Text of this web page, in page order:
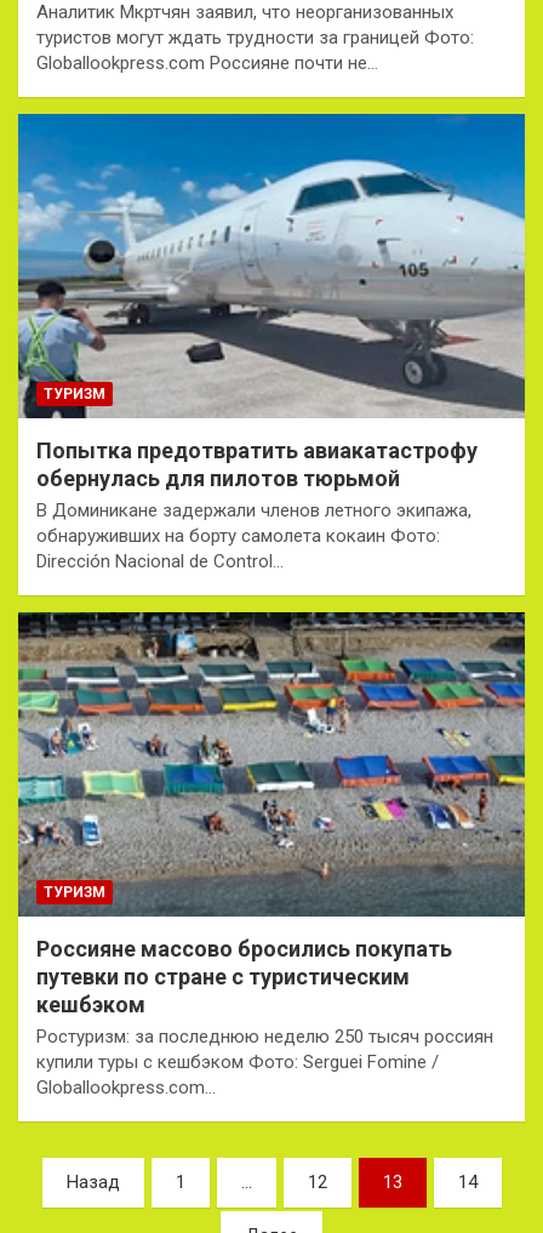
Аналитик Мкртчян заявил, что неорганизованных
туристов могут ждать трудности за границей Фото:
Globallookpress.com Россияне почти не…
ТУРИЗМ
Попытка предотвратить авиакатастрофу
обернулась для пилотов тюрьмой
В Доминикане задержали членов летного экипажа,
обнаруживших на борту самолета кокаин Фото:
Dirección Nacional de Control…
ТУРИЗМ
Россияне массово бросились покупать
путевки по стране с туристическим
кешбэком
Ростуризм: за последнюю неделю 250 тысяч россиян
купили туры с кешбэком Фото: Serguei Fomine /
Globallookpress.com…
Пагинация
записей
Назад 1 … 12 13 14